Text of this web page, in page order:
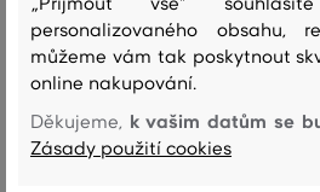
PRANÍ BĚLENÍ SUŠENÍ
Doporučené
personalizovaného obsahu,
můžeme vám tak poskytnout
online nakupování.
Děkujeme, k vašim datům se
Zásady použití cookies